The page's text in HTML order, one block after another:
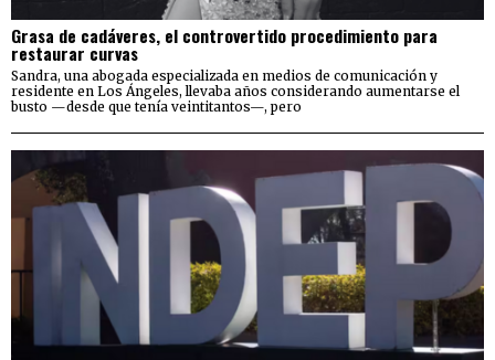
Grasa de cadáveres, el controvertido procedimiento para
restaurar curvas
Sandra, una abogada especializada en medios de comunicación y
residente en Los Ángeles, llevaba años considerando aumentarse el
busto —desde que tenía veintitantos—, pero